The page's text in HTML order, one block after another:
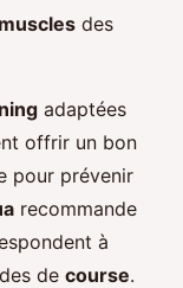
muscles des
adaptées
offrir un bon
pour prévenir
recommande
à
de course.